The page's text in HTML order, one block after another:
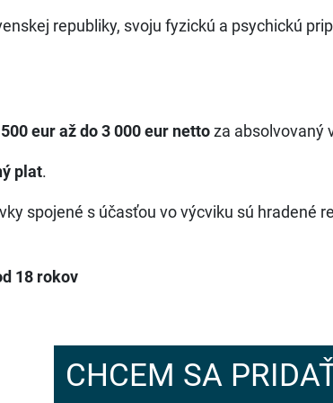
republiky, svoju fyzickú a psychickú
eur až do 3 000 eur nettoza absolvovaný
plat.
spojené s účasťou vo výcviku sú hradené
18 rokov
CHCEM SA